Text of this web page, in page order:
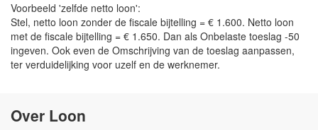
Voorbeeld 'zelfde netto loon':
Stel, netto loon zonder de fiscale bijtelling = € 1.600. Netto loon
met de fiscale bijtelling = € 1.650. Dan als Onbelaste toeslag -50
ingeven. Ook even de Omschrijving van de toeslag aanpassen,
ter verduidelijking voor uzelf en de werknemer.
Over Loon